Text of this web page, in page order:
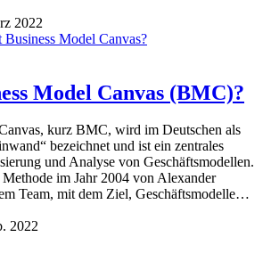
2022
Model Canvas (BMC)?
kurz BMC, wird im Deutschen als
bezeichnet und ist ein zentrales
und Analyse von Geschäftsmodellen.
im Jahr 2004 von Alexander
Team, mit dem Ziel, Geschäftsmodelle…
2022